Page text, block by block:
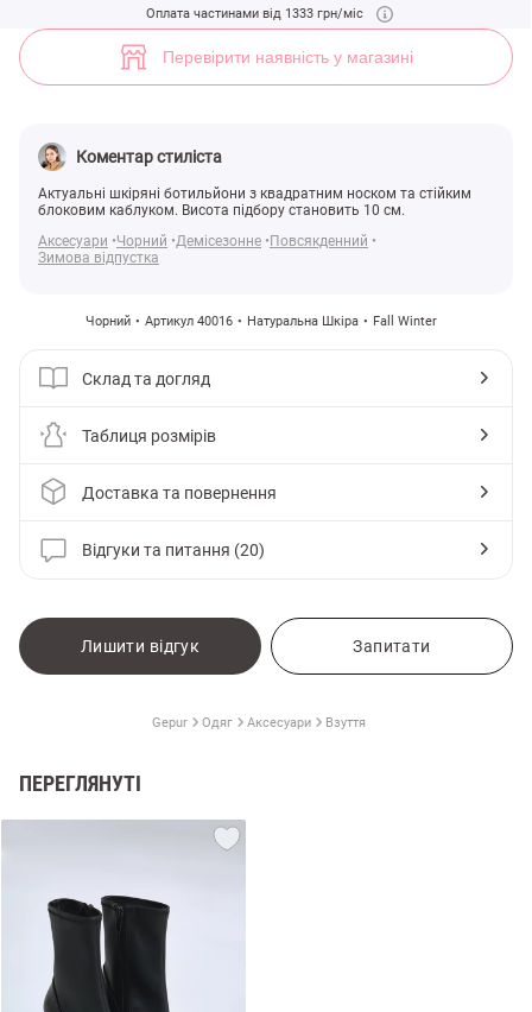
Оплата частинами від 1333 грн/міс
Перевірити наявність у магазині
Коментар стиліста
Актуальні шкіряні ботильйони з квадратним носком та стійким
блоковим каблуком. Висота підбору становить 10 см.
Аксесуари
Чорний Демісезонне
Повсякденний
Зимова відпустка
Чорний Артикул 40016 Натуральна Шкіра Fall Winter
Склад та догляд
Таблиця розмірів
Доставка та повернення
Відгуки та питання (20)
Лишити відгук Запитати
Gepur Одяг Аксесуари Взуття
ПЕРЕГЛЯНУТІ
Шкіряні черевики з квадратним носком (арт. 40016) ♡ інтернет-